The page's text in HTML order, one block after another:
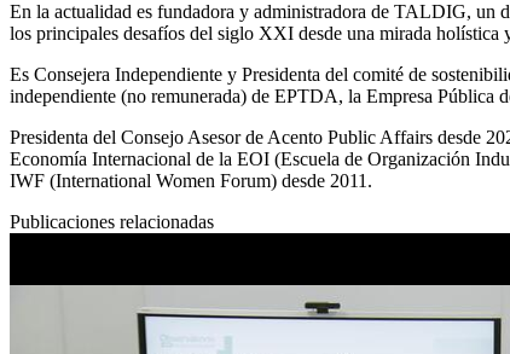
En la actualidad es fundadora y administradora de TALDIG, un
los principales desafíos del siglo XXI desde una mirada
Es Consejera Independiente y Presidenta del comité de
independiente (no remunerada) de EPTDA, la Empresa Pública
Presidenta del Consejo Asesor de Acento Public Affairs desde
Economía Internacional de la EOI (Escuela de Organización
IWF (International Women Forum) desde 2011.
Publicaciones relacionadas